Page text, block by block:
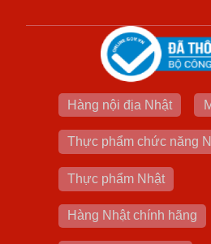
Hàng nội địa Nhật
Thực phẩm chức năng
Thực phẩm Nhật
Hàng Nhật chính hãng